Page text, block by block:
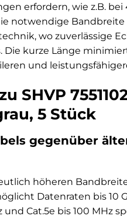
erfordern, wie z.B. bei
notwendige
wo zuverlässige
Die kurze Länge
und
SHVP
5 Stück
gegenüber
höheren
Datenraten bis 10
Cat.5e bis 100 MHz